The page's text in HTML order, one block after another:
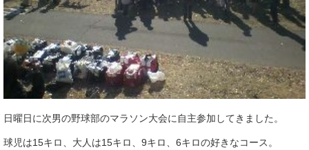
日曜日に次男の野球部のマラソン大会に自主参加してきました。
球児は15キロ、大人は15キロ、9キロ、6キロの好きなコース。